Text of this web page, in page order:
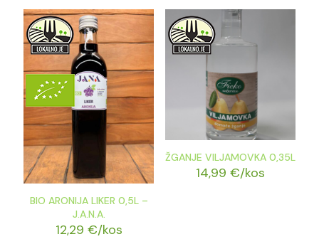
BIO ARONIJA LIKER 0,5L –
J.A.N.A.
12,29 €/kos
ŽGANJE VILJAMOVKA 0,35L
14,99 €/kos